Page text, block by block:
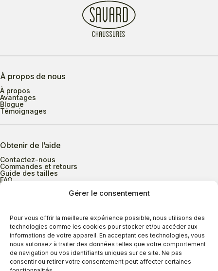
Gérer le consentement
Pour vous offrir la meilleure expérience possible, nous utilisons des
technologies comme les cookies pour stocker et/ou accéder aux
informations de votre appareil. En acceptant ces technologies, vous
nous autorisez à traiter des données telles que votre comportement
de navigation ou vos identifiants uniques sur ce site. Ne pas
consentir ou retirer votre consentement peut affecter certaines
À propos de nous
À propos
Avantages
Blogue
Témoignages
Obtenir de l’aide
Contactez-nous
Commandes et retours
Guide des tailles
FAQ
Heures d’ouverture
Lundi au mercredi
9h00 à 17h30
Jeudi
9h00 à 20h00
Vendredi
9h00 à 18h00